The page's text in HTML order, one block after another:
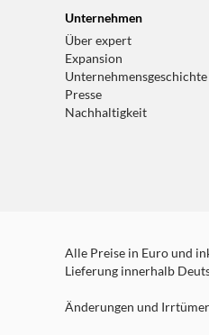
Unternehmen
Über expert
Expansion
Unternehmensgeschichte
Presse
Nachhaltigkeit
Alle Preise in Euro und
Lieferung innerhalb
Änderungen und